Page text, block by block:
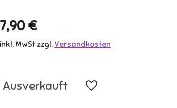
7,90 €
inkl. MwSt zzgl. Versandkosten
Ausverkauft